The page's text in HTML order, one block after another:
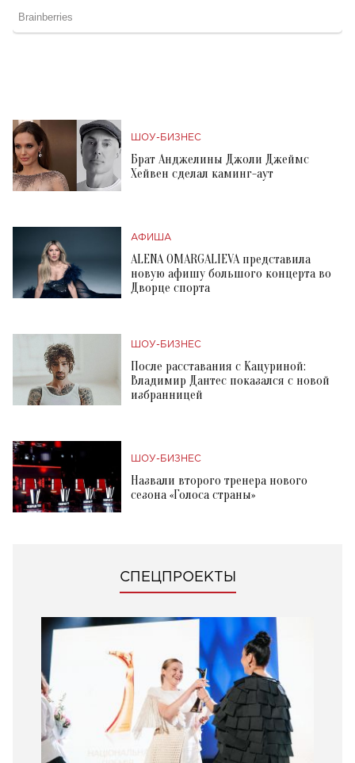
ШОУ-БИЗНЕС
Брат Анджелины Джоли Джеймс
Хейвен сделал каминг-аут
АФИША
ALENA OMARGALIEVA представила
новую афишу большого концерта во
Дворце спорта
ШОУ-БИЗНЕС
После расставания с Кацуриной:
Владимир Дантес показался с новой
избранницей
ШОУ-БИЗНЕС
Назвали второго тренера нового
сезона «Голоса страны»
СПЕЦПРОЕКТЫ